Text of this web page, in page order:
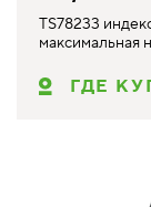
TS78233
максимальная
ГДЕ